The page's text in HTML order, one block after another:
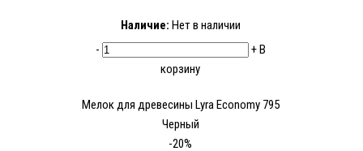
Наличие: Нет в наличии
-
+В
корзину
Мелок для древесины Lyra Economy 795
Черный
-20%